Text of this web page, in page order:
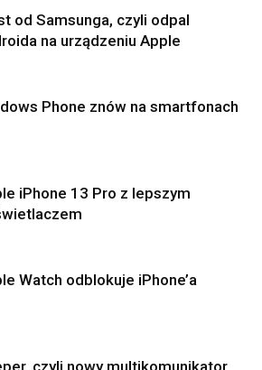
od Samsunga, czyli odpal
na urządzeniu Apple
Phone znów na smartfonach
iPhone 13 Pro z lepszym
Watch odblokuje iPhone’a